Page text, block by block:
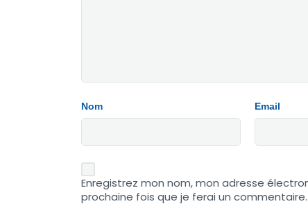
Nom Email
Enregistrez mon nom, mon adresse
prochaine fois que je ferai un commentaire.